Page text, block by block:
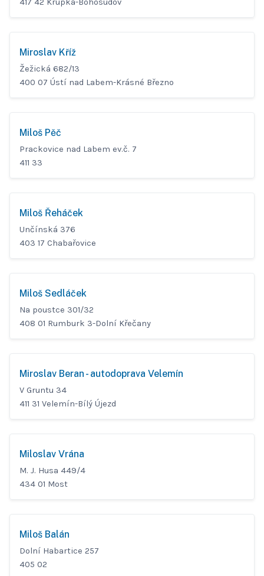
417 42 Krupka-Bohosudov
Miroslav Kříž
Žežická 682/13
400 07 Ústí nad Labem-Krásné Březno
Miloš Pěč
Prackovice nad Labem ev.č. 7
411 33
Miloš Řeháček
Unčínská 376
403 17 Chabařovice
Miloš Sedláček
Na poustce 301/32
408 01 Rumburk 3-Dolní Křečany
Miroslav Beran - autodoprava Velemín
V Gruntu 34
411 31 Velemín-Bílý Újezd
Miloslav Vrána
M. J. Husa 449/4
434 01 Most
Miloš Balán
Dolní Habartice 257
405 02